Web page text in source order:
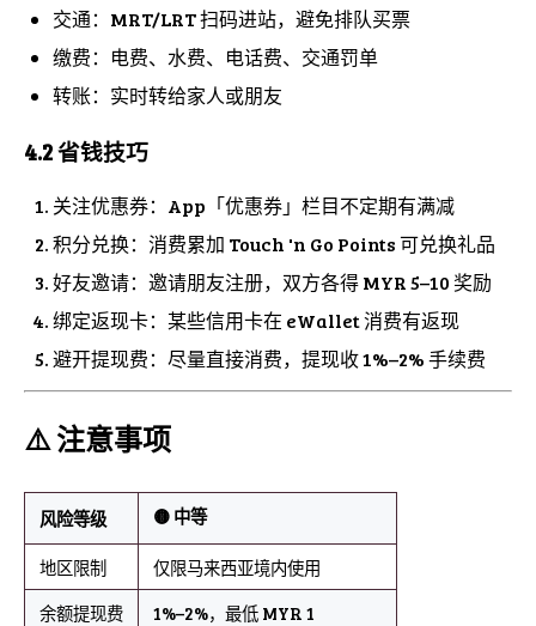
交通：MRT/LRT 扫码进站，避免排队买票
缴费：电费、水费、电话费、交通罚单
转账：实时转给家人或朋友
4.2 省钱技巧
关注优惠券：App「优惠券」栏目不定期有满减
积分兑换：消费累加 Touch 'n Go Points 可兑换礼品
好友邀请：邀请朋友注册，双方各得 MYR 5–10 奖励
绑定返现卡：某些信用卡在 eWallet 消费有返现
避开提现费：尽量直接消费，提现收 1%–2% 手续费
⚠️ 注意事项
风险等级 🟡 中等
地区限制
仅限马来西亚境内使用
余额提现费
1%–2%，最低 MYR 1